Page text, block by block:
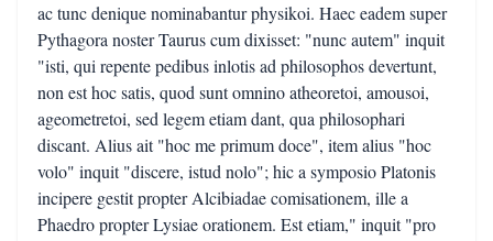
ac tunc denique nominabantur physikoi. Haec eadem super
Pythagora noster Taurus cum dixisset: "nunc autem" inquit
"isti, qui repente pedibus inlotis ad philosophos devertunt,
non est hoc satis, quod sunt omnino atheoretoi, amousoi,
ageometretoi, sed legem etiam dant, qua philosophari
discant. Alius ait "hoc me primum doce", item alius "hoc
volo" inquit "discere, istud nolo"; hic a symposio Platonis
incipere gestit propter Alcibiadae comisationem, ille a
Phaedro propter Lysiae orationem. Est etiam," inquit "pro